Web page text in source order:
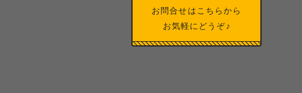
お問合せはこちらから
お気軽にどうぞ♪